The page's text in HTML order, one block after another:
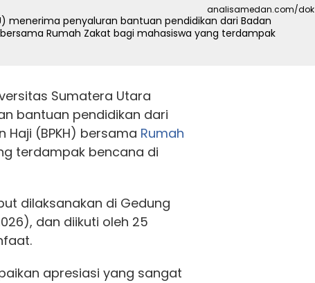
analisamedan.com/dok
menerima penyaluran bantuan pendidikan dari Badan
bersama Rumah Zakat bagi mahasiswa yang terdampak
Sumatera Utara
bantuan pendidikan dari
Haji (BPKH) bersama Rumah
terdampak bencana di
dilaksanakan di Gedung
dan diikuti oleh 25
apresiasi yang sangat